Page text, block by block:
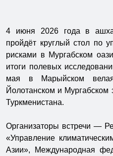
4 июня 2026 года в
пройдёт круглый стол по
рисками в Мургабском
итоги полевых
мая в Марыйском
Йолотанском и Мургабском
Туркменистана.
Организаторы встречи —
«Управление
Азии», Международная